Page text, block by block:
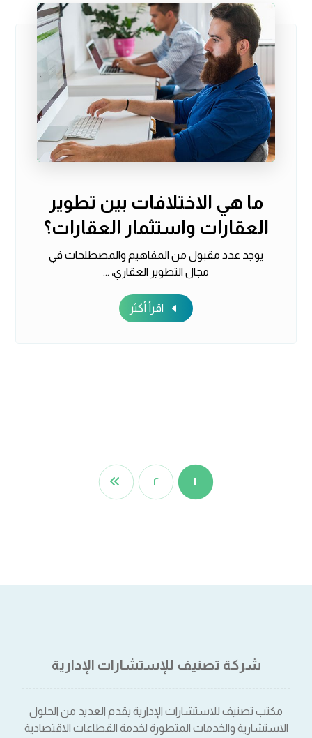
ما هي الاختلافات بين تطوير
العقارات واستثمار العقارات؟
يوجد عدد مقبول من المفاهيم والمصطلحات في
مجال التطوير العقاري، ...
اقرأ أكثر
١ ٢
شركة تصنيف للإستشارات الإدارية
مكتب تصنيف للاستشارات الإدارية يقدم العديد من الحلول
الاستشارية والخدمات المتطورة لخدمة القطاعات الاقتصادية